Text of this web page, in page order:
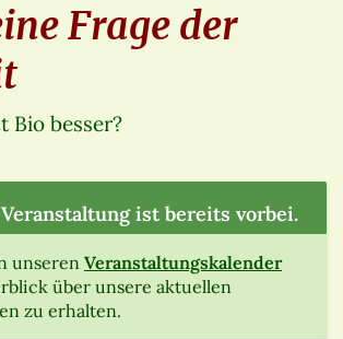
Frage der
Bio besser?
ist bereits vorbei.
unseren Veranstaltungskalender
über unsere aktuellen
zu erhalten.